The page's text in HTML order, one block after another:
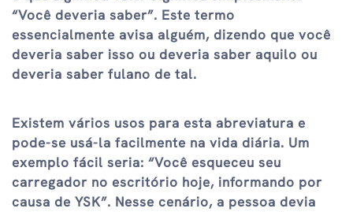
“Você deveria saber”. Este termo
essencialmente avisa alguém, dizendo que você
deveria saber isso ou deveria saber aquilo ou
deveria saber fulano de tal.
Existem vários usos para esta abreviatura e
pode-se usá-la facilmente na vida diária. Um
exemplo fácil seria: “Você esqueceu seu
carregador no escritório hoje, informando por
causa de YSK”. Nesse cenário, a pessoa devia